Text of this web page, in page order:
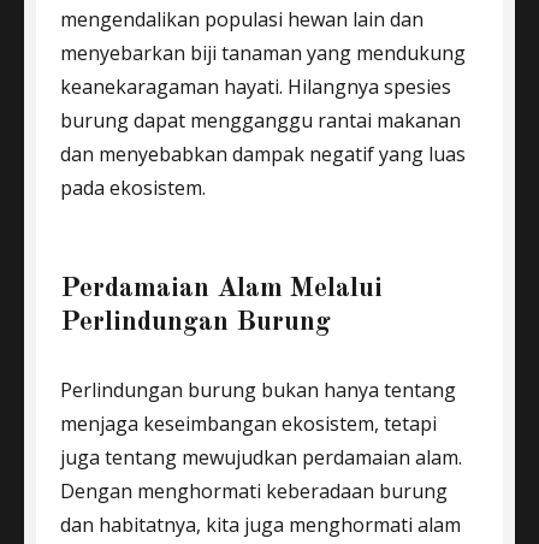
mengendalikan populasi hewan lain dan
menyebarkan biji tanaman yang mendukung
keanekaragaman hayati. Hilangnya spesies
burung dapat mengganggu rantai makanan
dan menyebabkan dampak negatif yang luas
pada ekosistem.
Perdamaian Alam Melalui
Perlindungan Burung
Perlindungan burung bukan hanya tentang
menjaga keseimbangan ekosistem, tetapi
juga tentang mewujudkan perdamaian alam.
Dengan menghormati keberadaan burung
dan habitatnya, kita juga menghormati alam